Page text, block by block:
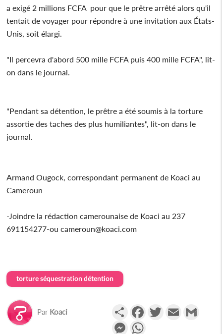
a exigé 2 millions FCFA pour que le prêtre arrêté alors qu'il
tentait de voyager pour répondre à une invitation aux États-
Unis, soit élargi.
"Il percevra d'abord 500 mille FCFA puis 400 mille FCFA", lit-
on dans le journal.
"Pendant sa détention, le prêtre a été soumis à la torture
assortie des taches des plus humiliantes", lit-on dans le
journal.
Armand Ougock, correspondant permanent de Koaci au
Cameroun
-Joindre la rédaction camerounaise de Koaci au 237
691154277-ou cameroun@koaci.com
torture séquestration détention
Par Koaci PartagerFacebookTwitterEmail
Messenger